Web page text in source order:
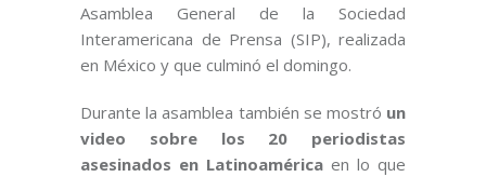
Asamblea General de la Sociedad
Interamericana de Prensa (SIP), realizada
en México y que culminó el domingo.
Durante la asamblea también se mostró un
video sobre los 20 periodistas
asesinados en Latinoamérica en lo que